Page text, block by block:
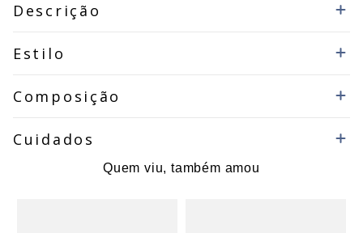
Descrição
Estilo
Composição
Cuidados
Quem viu, também amou